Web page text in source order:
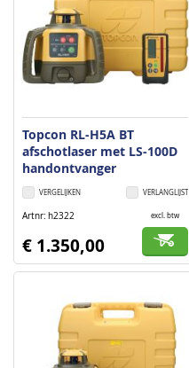
Topcon RL-H5A BT
afschotlaser met LS-100D
handontvanger
VERLANGLIJST
VERGELIJKEN
Artnr h2322 excl. btw
€ 1.350,00